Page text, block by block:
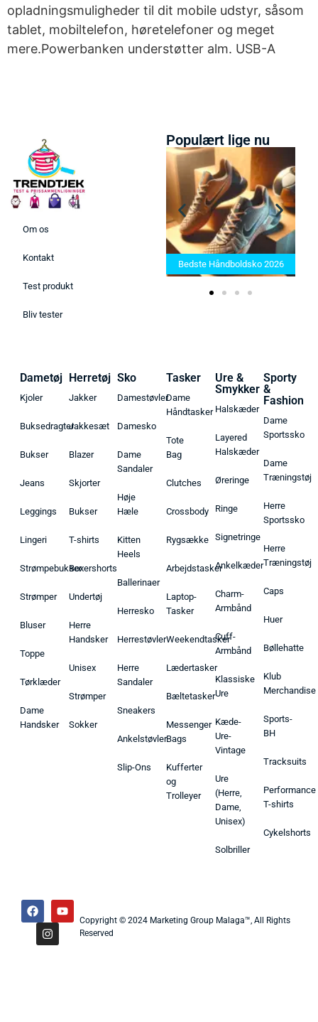
opladningsmuligheder til dit mobile udstyr, såsom
tablet, mobiltelefon, høretelefoner og meget
mere.Powerbanken understøtter alm. USB-A
Om os
Kontakt
Test produkt
Bliv tester
Populært lige nu
Bedste Saunatæppe 2025 –
Find de bedste produkter her!
Bedste Håndboldsko 2026
Dametøj
Kjoler
Buksedragter
Bukser
Jeans
Leggings
Lingeri
Strømpebukser
Strømper
Bluser
Toppe
Tørklæder
Dame
Handsker
Herretøj
Jakker
Jakkesæt
Blazer
Skjorter
Bukser
T-shirts
Boxershorts
Undertøj
Herre
Handsker
Unisex
Strømper
Sokker
Sko
Damestøvler
Damesko
Dame
Sandaler
Høje
Hæle
Kitten
Heels
Ballerinaer
Herresko
Herrestøvler
Herre
Sandaler
Sneakers
Ankelstøvler
Slip-Ons
Tasker
Dame
Håndtasker
Tote
Bag
Clutches
Crossbody
Rygsække
Arbejdstasker
Laptop-
Tasker
Weekendtasker
Lædertasker
Bæltetasker
Messenger
Bags
Kufferter
og
Trolleyer
Ure &
Smykker
Halskæder
Layered
Halskæder
Øreringe
Ringe
Signetringe
Ankelkæder
Charm-
Armbånd
Cuff-
Armbånd
Klassiske
Ure
Kæde-
Ure-
Vintage
Ure
(Herre,
Dame,
Unisex)
Solbriller
Sporty
&
Fashion
Dame
Sportssko
Dame
Træningstøj
Herre
Sportssko
Herre
Træningstøj
Caps
Huer
Bøllehatte
Klub
Merchandise
Sports-
BH
Tracksuits
Performance
T-shirts
Cykelshorts
Copyright © 2024 Marketing Group Malaga™, All Rights
Reserved